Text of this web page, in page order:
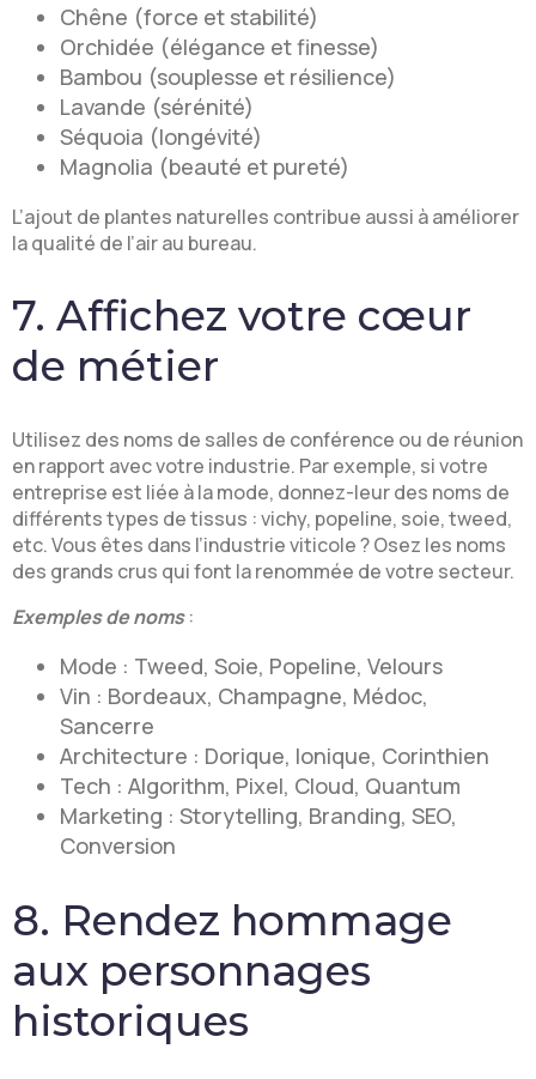
Chêne (force et stabilité)
Orchidée (élégance et finesse)
Bambou (souplesse et résilience)
Lavande (sérénité)
Séquoia (longévité)
Magnolia (beauté et pureté)
L’ajout de plantes naturelles contribue aussi à améliorer
la qualité de l’air au bureau.
7. Affichez votre cœur
de métier
Utilisez des noms de salles de conférence ou de réunion
en rapport avec votre industrie. Par exemple, si votre
entreprise est liée à la mode, donnez-leur des noms de
différents types de tissus : vichy, popeline, soie, tweed,
etc. Vous êtes dans l’industrie viticole ? Osez les noms
des grands crus qui font la renommée de votre secteur.
Exemples de noms:
Mode : Tweed, Soie, Popeline, Velours
Vin : Bordeaux, Champagne, Médoc,
Sancerre
Architecture : Dorique, Ionique, Corinthien
Tech : Algorithm, Pixel, Cloud, Quantum
Marketing : Storytelling, Branding, SEO,
Conversion
8. Rendez hommage
aux personnages
historiques